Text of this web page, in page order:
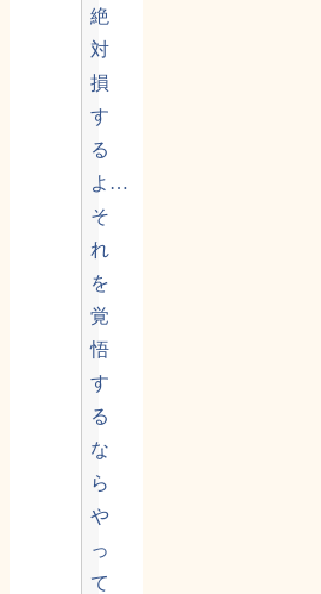
絶
対
損
す
る
よ…
そ
れ
を
覚
悟
す
る
な
ら
や
っ
て